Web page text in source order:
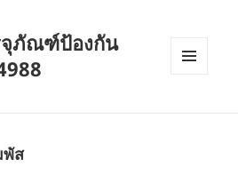
จุภัณฑ์ป้องกัน
พัส